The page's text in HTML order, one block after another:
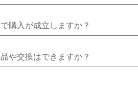
購入が成立しますか？
や交換はできますか？